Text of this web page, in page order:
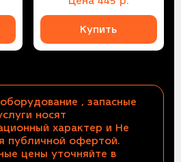
Купить
, запасные
носят
характер и Не
публичной офертой.
цены уточняйте в